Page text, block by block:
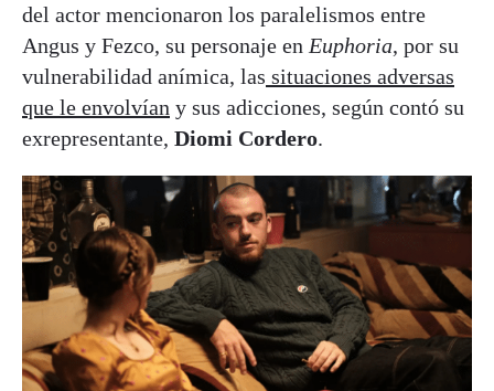
del actor mencionaron los paralelismos entre
Angus y Fezco, su personaje en Euphoria, por su
vulnerabilidad anímica, las situaciones adversas
que le envolvían y sus adicciones, según contó su
exrepresentante, Diomi Cordero.